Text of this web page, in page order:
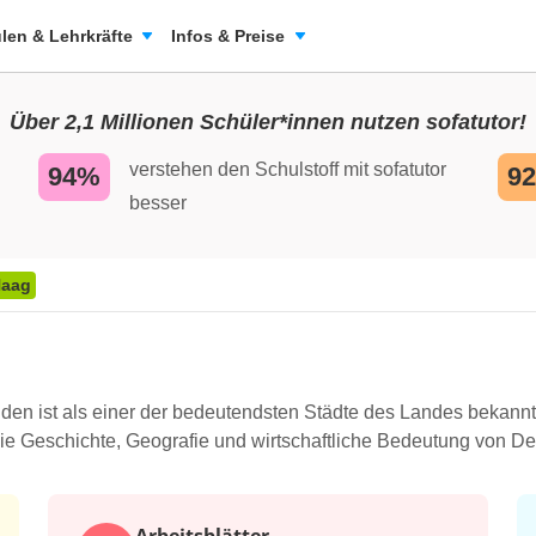
& Lehrkräfte Infos & Preise
Über 2,1 Millionen Schüler*innen nutzen sofatutor!
94%
verstehen den Schulstoff mit sofatutor
besser
ist als einer der bedeutendsten Städte des Landes
Geschichte, Geografie und wirtschaftliche Bedeutung von